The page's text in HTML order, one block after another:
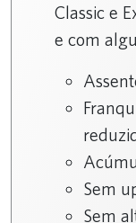
Classic e
e com
Sem
Sem